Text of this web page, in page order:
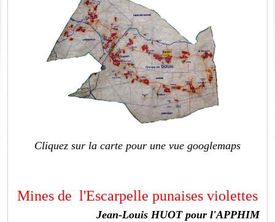
Cliquez sur la carte pour une vue googlemaps
Mines de l'Escarpelle punaises violettes
Jean-Louis HUOT pour l'APPHIM